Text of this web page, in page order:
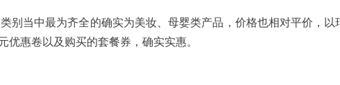
别当中最为齐全的确实为美妆、母婴类产品，价格也相对平价，
惠卷以及购买的套餐券，确实实惠。